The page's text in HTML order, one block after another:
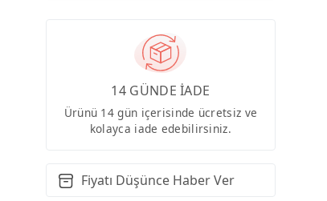
14 GÜNDE İADE
Ürünü 14 gün içerisinde ücretsiz ve
kolayca iade edebilirsiniz.
Fiyatı Düşünce Haber Ver